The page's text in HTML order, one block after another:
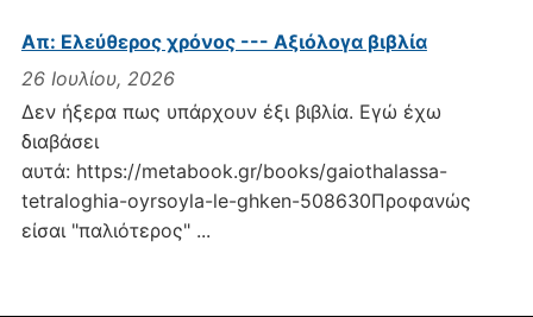
Απ: Ελεύθερος χρόνος --- Αξιόλογα βιβλία
26 Ιουλίου, 2026
Δεν ήξερα πως υπάρχουν έξι βιβλία. Εγώ έχω
διαβάσει
αυτά: https://metabook.gr/books/gaiothalassa-
tetraloghia-oyrsoyla-le-ghken-508630Προφανώς
είσαι "παλιότερος" ...